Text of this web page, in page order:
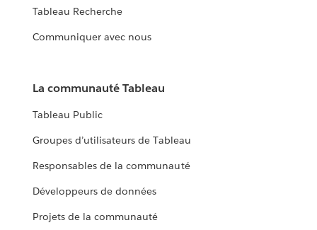
Tableau Recherche
Communiquer avec nous
La communauté Tableau
Tableau Public
Groupes d’utilisateurs de Tableau
Responsables de la communauté
Développeurs de données
Projets de la communauté